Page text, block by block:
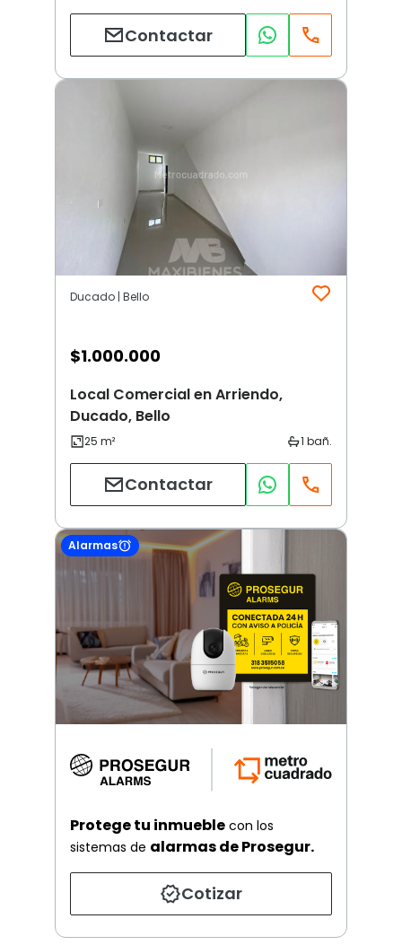
Contactar
Ducado | Bello
$1.000.000
Local Comercial en Arriendo,
Ducado, Bello
Contactar
Alarmas
Protege tu inmueble con los
sistemas de alarmas de Prosegur.
Cotizar